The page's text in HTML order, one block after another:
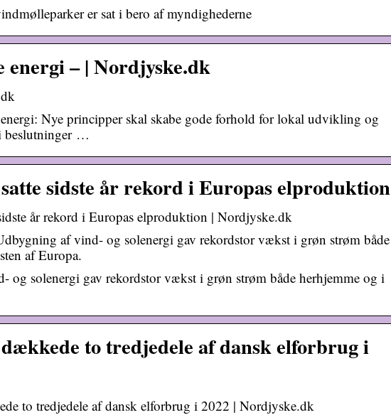
er sat i bero af myndighederne
energi – | Nordjyske.dk
Nye principper skal skabe gode forhold for lokal udvikling og
beslutninger …
sidste år rekord i Europas elproduktion
år rekord i Europas elproduktion | Nordjyske.dk
af vind- og solenergi gav rekordstor vækst i grøn strøm både
af Europa.
og solenergi gav rekordstor vækst i grøn strøm både herhjemme og i
to tredjedele af dansk elforbrug i
to tredjedele af dansk elforbrug i 2022 | Nordjyske.dk